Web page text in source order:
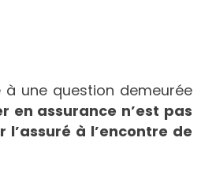
une question demeurée
en assurance n’est pas
à l’encontre de